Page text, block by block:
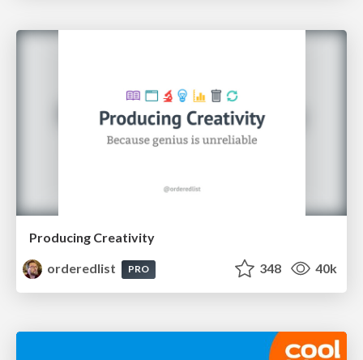
Producing Creativity
orderedlist
PRO 348 40k